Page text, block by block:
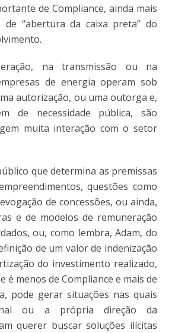
de Compliance, ainda mais
de “abertura da caixa preta” do
na transmissão ou na
de energia operam sob
autorização, ou uma outorga e,
de necessidade pública, são
muita interação com o setor
que determina as premissas
questões como
de concessões, ou ainda,
e de modelos de remuneração
ou, como lembra, Adam, do
de um valor de indenização
do investimento realizado,
é menos de Compliance e mais de
pode gerar situações nas quais
ou a própria direção da
querer buscar soluções ilícitas